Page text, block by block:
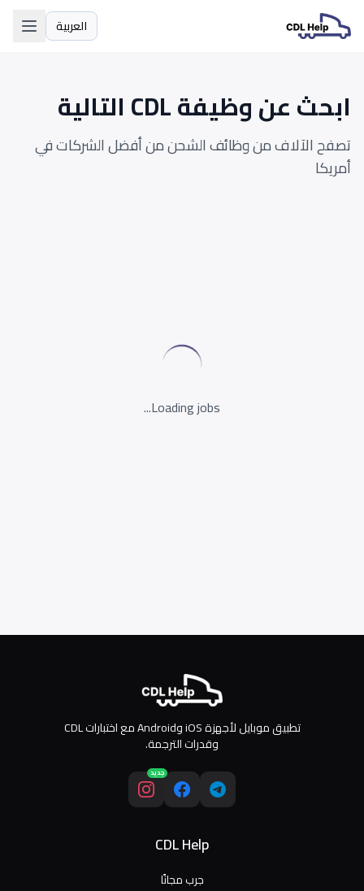
العربية
اللغة
ابحث عن وظيفة CDL التالية
تصفح الآلاف من وظائف الشحن من أفضل الشركات في
أمريكا
Loading jobs...
تطبيق موبايل لأجهزة iOS وAndroid مع اختبارات CDL
وقدرات الترجمة.
جديد
CDL Help
جرب مجانًا